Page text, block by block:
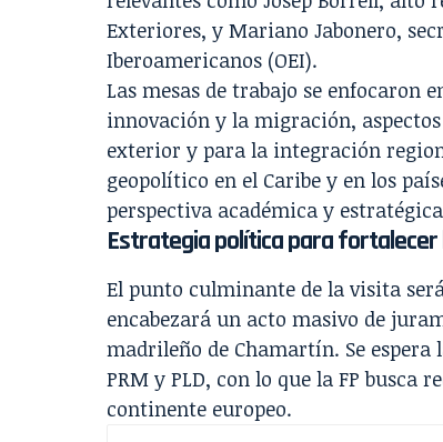
Exteriores, y Mariano Jabonero,
Iberoamericanos (OEI).
Las mesas de trabajo se
innovación y la migración,
exterior y para la integración
geopolítico en el Caribe y en los
perspectiva académica y
Estrategia política para fortalecer
El punto culminante de la visita
encabezará un acto masivo de
madrileño de Chamartín. Se
PRM y PLD, con lo que la FP
continente europeo.